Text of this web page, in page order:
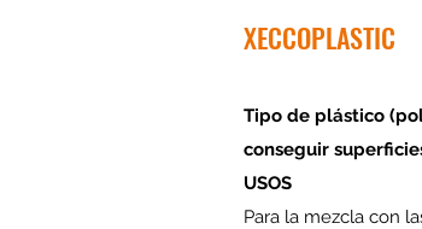
XECCOPLASTIC
Tipo de plástico
conseguir
USOS
Para la mezcla con